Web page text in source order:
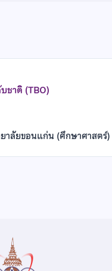
ชาติ (TBO)
ยาลัยขอนแก่น (ศึกษาศาสตร์)